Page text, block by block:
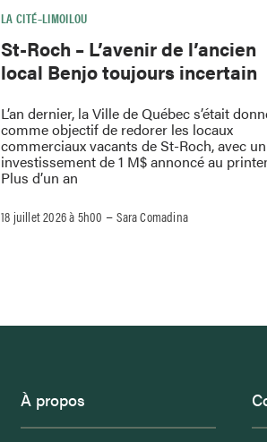
LA CITÉ–LIMOILOU
St-Roch – L’avenir de l’ancien
local Benjo toujours incertain
L’an dernier, la Ville de Québec s’était
comme objectif de redorer les locaux
commerciaux vacants de St-Roch, avec un
investissement de 1 M$ annoncé au
Plus d’un an
18 juillet 2026 à 5h00 –Sara Comadina
À propos